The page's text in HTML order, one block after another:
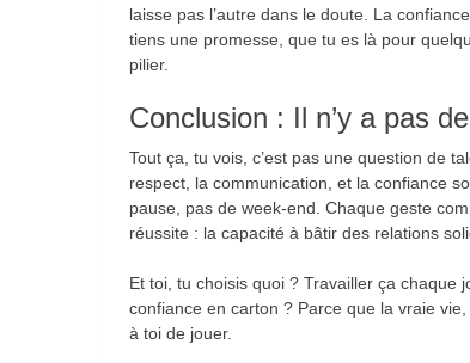
laisse pas l’autre dans le doute. La
tiens une promesse, que tu es là pour
pilier.
Conclusion : Il n’y a pas
Tout ça, tu vois, c’est pas une question de
respect, la communication, et la confiance
pause, pas de week-end. Chaque geste
réussite : la capacité à bâtir des relations
Et toi, tu choisis quoi ? Travailler ça chaque
confiance en carton ? Parce que la vraie
à toi de jouer.